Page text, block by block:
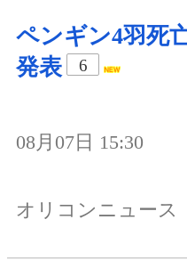
ペンギン4羽死
発表
6
08月07日 15:30
オリコンニュース